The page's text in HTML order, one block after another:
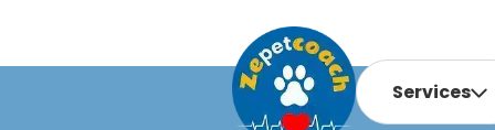
Services